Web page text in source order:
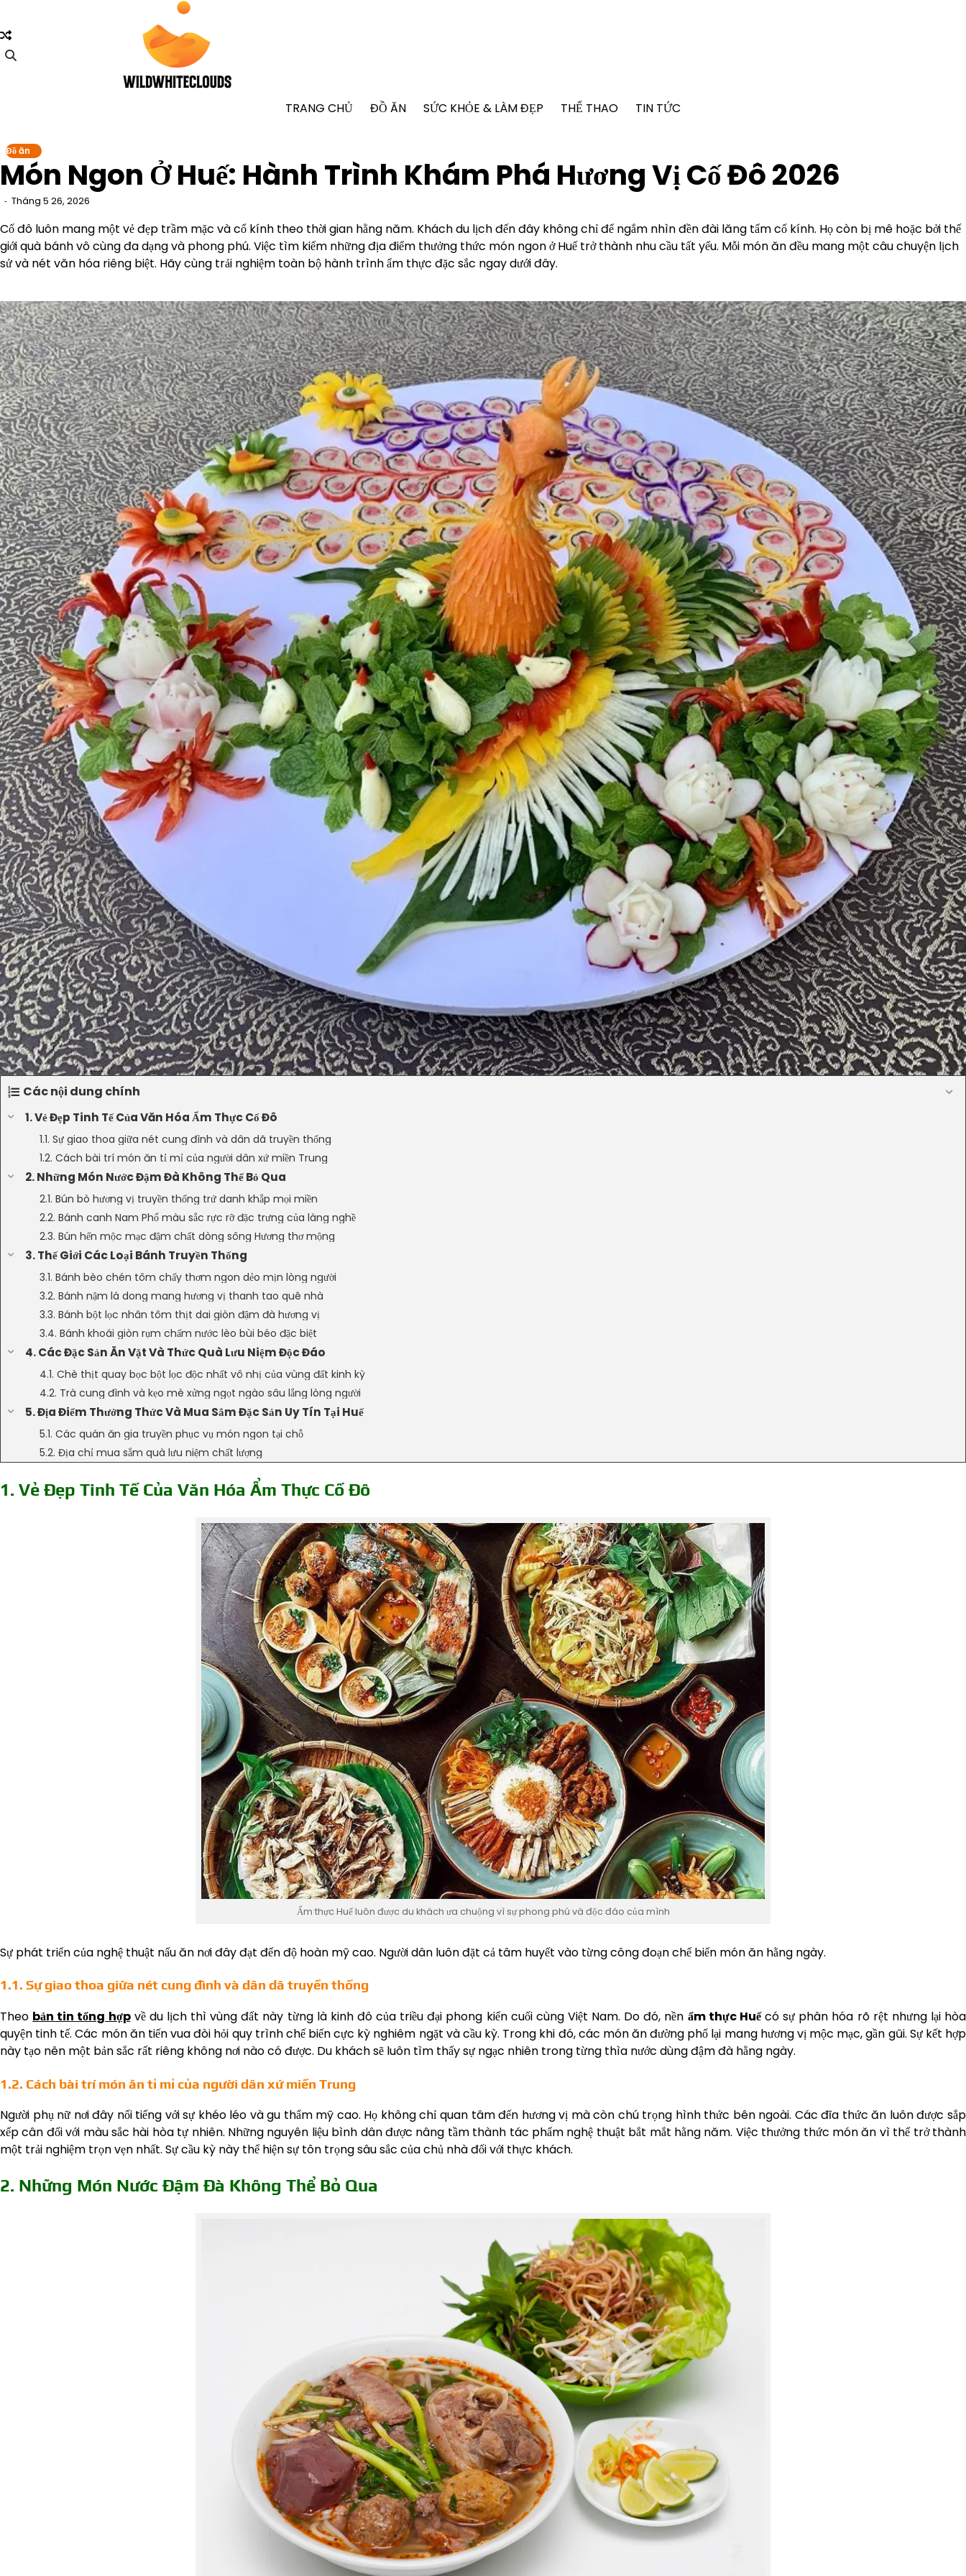
content
TRANG CHỦ ĐỒ ĂN SỨC KHỎE & LÀM ĐẸP THỂ THAO TIN TỨC
Đồ ăn
Món Ngon Ở Huế: Hành Trình Khám Phá Hương Vị Cố Đô 2026
Tháng 5 26, 2026
Cố đô luôn mang một vẻ đẹp trầm mặc và cổ kính theo thời gian hằng năm. Khách du lịch đến đây không chỉ để ngắm nhìn đền đài lăng tẩm cổ kính. Họ còn bị mê hoặc bởi thế
giới quà bánh vô cùng đa dạng và phong phú. Việc tìm kiếm những địa điểm thưởng thức món ngon ở Huế trở thành nhu cầu tất yếu. Mỗi món ăn đều mang một câu chuyện lịch
sử và nét văn hóa riêng biệt. Hãy cùng trải nghiệm toàn bộ hành trình ẩm thực đặc sắc ngay dưới đây.
Các nội dung chính
1. Vẻ Đẹp Tinh Tế Của Văn Hóa Ẩm Thực Cố Đô
1.1. Sự giao thoa giữa nét cung đình và dân dã truyền thống
1.2. Cách bài trí món ăn tỉ mỉ của người dân xứ miền Trung
2. Những Món Nước Đậm Đà Không Thể Bỏ Qua
2.1. Bún bò hương vị truyền thống trứ danh khắp mọi miền
2.2. Bánh canh Nam Phổ màu sắc rực rỡ đặc trưng của làng nghề
2.3. Bún hến mộc mạc đậm chất dòng sông Hương thơ mộng
3. Thế Giới Các Loại Bánh Truyền Thống
3.1. Bánh bèo chén tôm chấy thơm ngon dẻo mịn lòng người
3.2. Bánh nậm lá dong mang hương vị thanh tao quê nhà
3.3. Bánh bột lọc nhân tôm thịt dai giòn đậm đà hương vị
3.4. Bánh khoái giòn rụm chấm nước lèo bùi béo đặc biệt
4. Các Đặc Sản Ăn Vặt Và Thức Quà Lưu Niệm Độc Đáo
4.1. Chè thịt quay bọc bột lọc độc nhất vô nhị của vùng đất kinh kỳ
4.2. Trà cung đình và kẹo mè xửng ngọt ngào sâu lắng lòng người
5. Địa Điểm Thưởng Thức Và Mua Sắm Đặc Sản Uy Tín Tại Huế
5.1. Các quán ăn gia truyền phục vụ món ngon tại chỗ
5.2. Địa chỉ mua sắm quà lưu niệm chất lượng
1. Vẻ Đẹp Tinh Tế Của Văn Hóa Ẩm Thực Cố Đô
Ẩm thực Huế luôn được du khách ưa chuộng vì sự phong phú và độc đáo của mình
Sự phát triển của nghệ thuật nấu ăn nơi đây đạt đến độ hoàn mỹ cao. Người dân luôn đặt cả tâm huyết vào từng công đoạn chế biến món ăn hằng ngày.
1.1. Sự giao thoa giữa nét cung đình và dân dã truyền thống
Theo bản tin tổng hợpvề du lịch thì vùng đất này từng là kinh đô của triều đại phong kiến cuối cùng Việt Nam. Do đó, nền ẩm thực Huếcó sự phân hóa rõ rệt nhưng lại hòa
quyện tinh tế. Các món ăn tiến vua đòi hỏi quy trình chế biến cực kỳ nghiêm ngặt và cầu kỳ. Trong khi đó, các món ăn đường phố lại mang hương vị mộc mạc, gần gũi. Sự kết hợp
này tạo nên một bản sắc rất riêng không nơi nào có được. Du khách sẽ luôn tìm thấy sự ngạc nhiên trong từng thìa nước dùng đậm đà hằng ngày.
1.2. Cách bài trí món ăn tỉ mỉ của người dân xứ miền Trung
Người phụ nữ nơi đây nổi tiếng với sự khéo léo và gu thẩm mỹ cao. Họ không chỉ quan tâm đến hương vị mà còn chú trọng hình thức bên ngoài. Các đĩa thức ăn luôn được sắp
xếp cân đối với màu sắc hài hòa tự nhiên. Những nguyên liệu bình dân được nâng tầm thành tác phẩm nghệ thuật bắt mắt hằng năm. Việc thưởng thức món ăn vì thế trở thành
một trải nghiệm trọn vẹn nhất. Sự cầu kỳ này thể hiện sự tôn trọng sâu sắc của chủ nhà đối với thực khách.
2. Những Món Nước Đậm Đà Không Thể Bỏ Qua